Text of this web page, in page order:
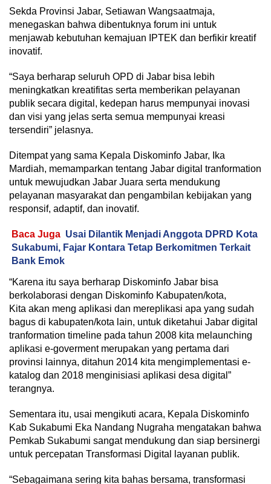
Sekda Provinsi Jabar, Setiawan Wangsaatmaja,
menegaskan bahwa dibentuknya forum ini untuk
menjawab kebutuhan kemajuan IPTEK dan berfikir kreatif
inovatif.
“Saya berharap seluruh OPD di Jabar bisa lebih
meningkatkan kreatifitas serta memberikan pelayanan
publik secara digital, kedepan harus mempunyai inovasi
dan visi yang jelas serta semua mempunyai kreasi
tersendiri” jelasnya.
Ditempat yang sama Kepala Diskominfo Jabar, Ika
Mardiah, memamparkan tentang Jabar digital tranformation
untuk mewujudkan Jabar Juara serta mendukung
pelayanan masyarakat dan pengambilan kebijakan yang
responsif, adaptif, dan inovatif.
Baca Juga Usai Dilantik Menjadi Anggota DPRD Kota
Sukabumi, Fajar Kontara Tetap Berkomitmen Terkait
Bank Emok
“Karena itu saya berharap Diskominfo Jabar bisa
berkolaborasi dengan Diskominfo Kabupaten/kota,
Kita akan meng aplikasi dan mereplikasi apa yang sudah
bagus di kabupaten/kota lain, untuk diketahui Jabar digital
tranformation timeline pada tahun 2008 kita melaunching
aplikasi e-goverment merupakan yang pertama dari
provinsi lainnya, ditahun 2014 kita mengimplementasi e-
katalog dan 2018 menginisiasi aplikasi desa digital”
terangnya.
Sementara itu, usai mengikuti acara, Kepala Diskominfo
Kab Sukabumi Eka Nandang Nugraha mengatakan bahwa
Pemkab Sukabumi sangat mendukung dan siap bersinergi
untuk percepatan Transformasi Digital layanan publik.
“Sebagaimana sering kita bahas bersama, transformasi